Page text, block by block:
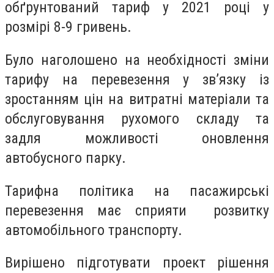
обґрунтований тариф у 2021 році у
розмірі 8-9 гривень.
Було наголошено на необхідності зміни
тарифу на перевезення у зв’язку із
зростанням цін на витратні матеріали та
обслуговування рухомого складу та
задля можливості оновлення
автобусного парку.
Тарифна політика на пасажирські
перевезення має сприяти розвитку
автомобільного транспорту.
Вирішено підготувати проект рішення